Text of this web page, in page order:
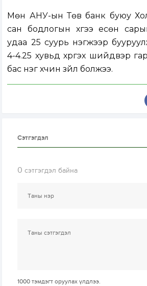
Мөн АНУ-ын Төв банк буюу
сан бодлогын хүүгээ есөн
удаа 25 суурь нэгжээр
4-4.25 хувьд хүргэх шийдвэр
бас нэг хүчин зүйл болжээ.
Сэтгэгдэл
0 сэтгэгдэл байна
1000 тэмдэгт оруулах үлдлээ.